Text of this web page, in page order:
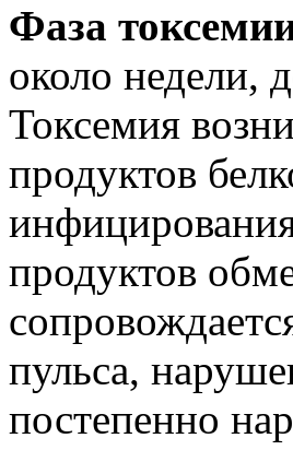
Фаза
около недели,
Токсемия
продуктов
продуктов
пульса,
постепенно